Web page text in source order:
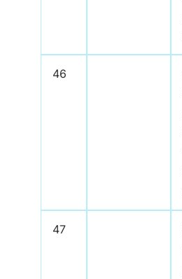
46
47